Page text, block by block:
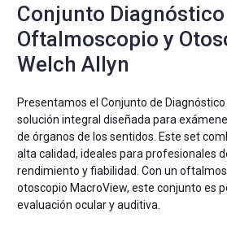
Conjunto
Oftalmoscopio y
Welch Allyn
Presentamos el Conjunto de
solución integral diseñada para
de órganos de los sentidos. Este set
alta calidad, ideales para profesionales
rendimiento y fiabilidad. Con un
otoscopio MacroView, este conjunto es
evaluación ocular y auditiva.